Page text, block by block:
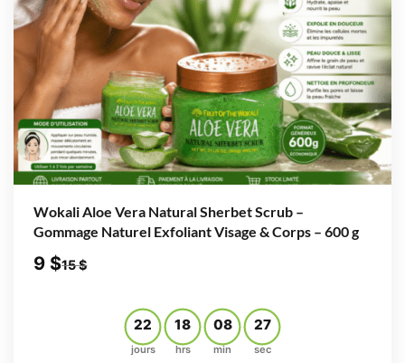
Wokali Aloe Vera Natural Sherbet Scrub –
Gommage Naturel Exfoliant Visage & Corps – 600 g
9 $15$
22
jours
18
hrs
08
min
26
sec